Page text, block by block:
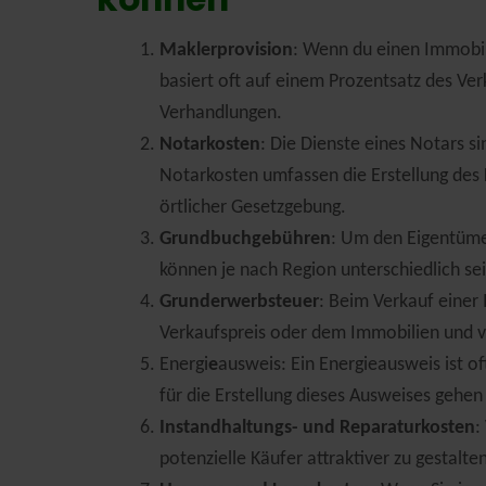
Maklerprovision: Wenn du einen
basiert oft auf einem Prozentsatz des
Verhandlungen.
Notarkosten: Die Dienste eines Notars
Notarkosten umfassen die Erstellung
örtlicher Gesetzgebung.
Grundbuchgebühren: Um den
können je nach Region unterschiedlich
Grunderwerbsteuer: Beim Verkauf
Verkaufspreis oder dem Immobilien und
Energieausweis: Ein Energieausweis ist
für die Erstellung dieses Ausweises
Instandhaltungs- und Reparaturkosten:
potenzielle Käufer attraktiver zu